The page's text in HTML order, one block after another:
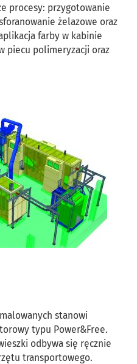
procesy: przygotowanie
żelazowe oraz
farby w kabinie
piecu polimeryzacji oraz
stanowi
typu Power&Free.
odbywa się ręcznie
transportowego.